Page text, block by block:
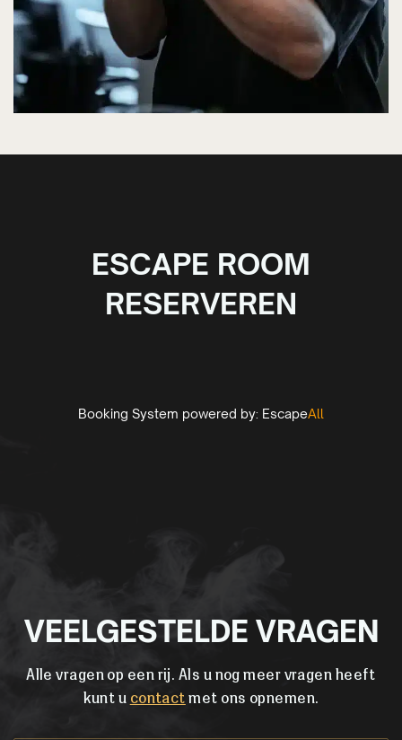
ESCAPE ROOM
RESERVEREN
Booking System powered by: EscapeAll
VEELGESTELDE VRAGEN
Alle vragen op een rij. Als u nog meer vragen heeft
kunt u contact met ons opnemen.